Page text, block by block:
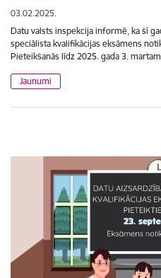
03.02.2025.
Datu valsts inspekcija informē, ka šī
speciālista kvalifikācijas eksāmens
Pieteikšanās līdz 2025. gada 3.
Jaunumi